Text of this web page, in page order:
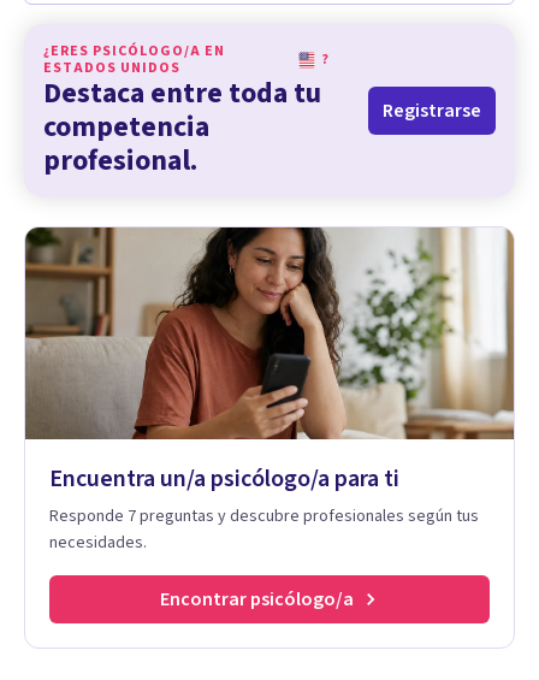
¿ERES PSICÓLOGO/A EN
ESTADOS UNIDOS
?
Destaca entre toda tu
competencia
profesional.
Registrarse
Encuentra un/a psicólogo/a para ti
Responde 7 preguntas y descubre profesionales según tus
necesidades.
Encontrar psicólogo/a